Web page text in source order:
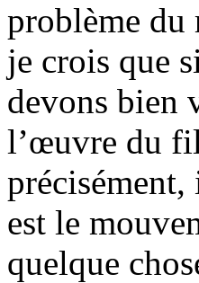
problème du
je crois que
devons bien
l’œuvre du
est le
quelque